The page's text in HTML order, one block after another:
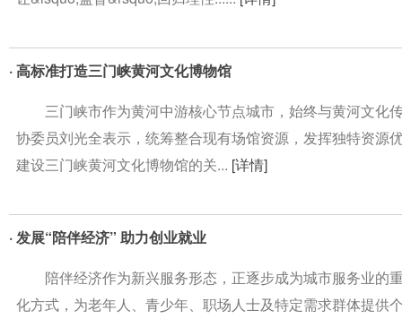
· 高标准打造三门峡黄河文化博物馆
三门峡市作为黄河中游核心节点城市，始终与黄河文化
协委员刘光全表示，统筹整合现有场馆资源，发挥独特资源
建设三门峡黄河文化博物馆的关... [详情]
· 发展“陪伴经济” 助力创业就业
陪伴经济作为新兴服务形态，正逐步成为城市服务业的
化方式，为老年人、青少年、职场人士及特定需求群体提供